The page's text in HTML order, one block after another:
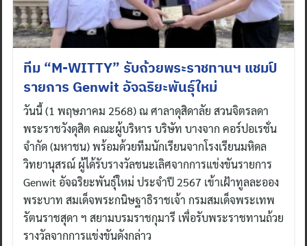
ทีม “M-WITTY” รับถ้วยพระราชทานฯ แชมป์
รายการ Genwit อัจฉริยะพันธุ์ใหม่
วันนี้ (1 พฤษภาคม 2568) ณ ศาลาดุสิดาลัย สวนจิตรลดา
พระราชวังดุสิต คณะผู้บริหาร บริษัท บางจาก คอร์ปอเรชั่น
จำกัด (มหาชน) พร้อมด้วยทีมนักเรียนจากโรงเรียนมหิดล
วิทยานุสรณ์ ผู้ได้รับรางวัลชนะเลิศจากการแข่งขันรายการ
Genwit อัจฉริยะพันธุ์ใหม่ ประจำปี 2567 เข้าเฝ้าทูลละออง
พระบาท สมเด็จพระกนิษฐาธิราชเจ้า กรมสมเด็จพระเทพ
รัตนราชสุดา ฯ สยามบรมราชกุมารี เพื่อรับพระราชทานถ้วย
รางวัลจากการแข่งขันดังกล่าว